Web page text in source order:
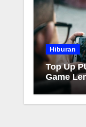
Hiburan
Top Up
Game